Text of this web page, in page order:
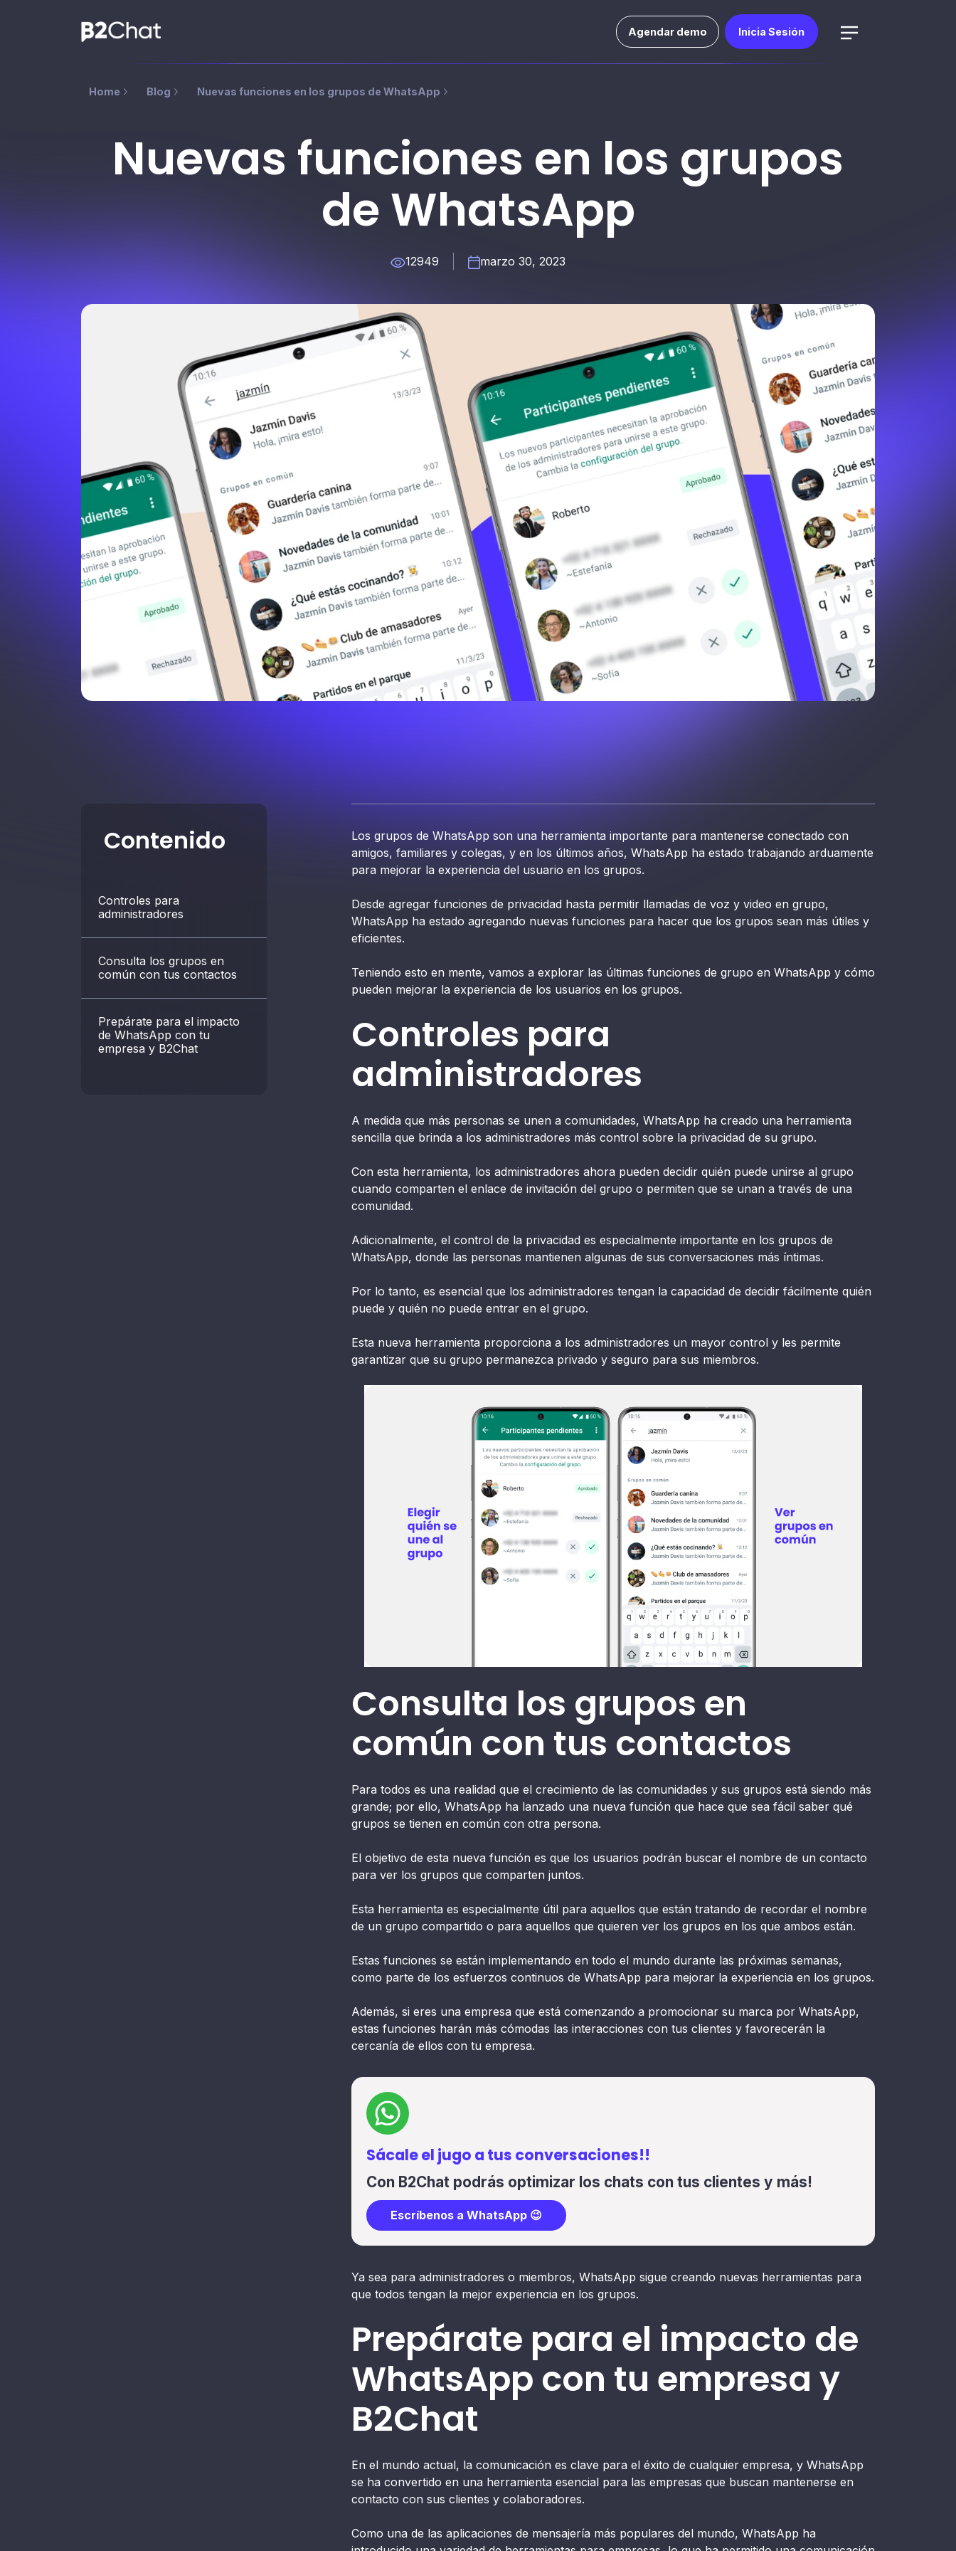
Agendar demo Inicia Sesión
Home Blog Nuevas funciones en los grupos de WhatsApp
Nuevas funciones en los grupos
de WhatsApp
12949 marzo 30, 2023
Los grupos de WhatsApp son una herramienta importante para mantenerse conectado con
amigos, familiares y colegas, y en los últimos años, WhatsApp ha estado trabajando arduamente
para mejorar la experiencia del usuario en los grupos.
Desde agregar funciones de privacidad hasta permitir llamadas de voz y video en grupo,
WhatsApp ha estado agregando nuevas funciones para hacer que los grupos sean más útiles y
eficientes.
Teniendo esto en mente, vamos a explorar las últimas funciones de grupo en WhatsApp y cómo
pueden mejorar la experiencia de los usuarios en los grupos.
Controles para
administradores
A medida que más personas se unen a comunidades, WhatsApp ha creado una herramienta
sencilla que brinda a los administradores más control sobre la privacidad de su grupo.
Con esta herramienta, los administradores ahora pueden decidir quién puede unirse al grupo
cuando comparten el enlace de invitación del grupo o permiten que se unan a través de una
comunidad.
Adicionalmente, el control de la privacidad es especialmente importante en los grupos de
WhatsApp, donde las personas mantienen algunas de sus conversaciones más íntimas.
Por lo tanto, es esencial que los administradores tengan la capacidad de decidir fácilmente quién
puede y quién no puede entrar en el grupo.
Esta nueva herramienta proporciona a los administradores un mayor control y les permite
garantizar que su grupo permanezca privado y seguro para sus miembros.
Consulta los grupos en
común con tus contactos
Para todos es una realidad que el crecimiento de las comunidades y sus grupos está siendo más
grande; por ello, WhatsApp ha lanzado una nueva función que hace que sea fácil saber qué
grupos se tienen en común con otra persona.
El objetivo de esta nueva función es que los usuarios podrán buscar el nombre de un contacto
para ver los grupos que comparten juntos.
Esta herramienta es especialmente útil para aquellos que están tratando de recordar el nombre
de un grupo compartido o para aquellos que quieren ver los grupos en los que ambos están.
Estas funciones se están implementando en todo el mundo durante las próximas semanas,
como parte de los esfuerzos continuos de WhatsApp para mejorar la experiencia en los grupos.
Además, si eres una empresa que está comenzando a promocionar su marca por WhatsApp,
estas funciones harán más cómodas las interacciones con tus clientes y favorecerán la
cercanía de ellos con tu empresa.
Sácale el jugo a tus conversaciones!!
Con B2Chat podrás optimizar los chats con tus clientes y más!
Escríbenos a WhatsApp 😉
Ya sea para administradores o miembros, WhatsApp sigue creando nuevas herramientas para
que todos tengan la mejor experiencia en los grupos.
Prepárate para el impacto de
WhatsApp con tu empresa y
B2Chat
En el mundo actual, la comunicación es clave para el éxito de cualquier empresa, y WhatsApp
se ha convertido en una herramienta esencial para las empresas que buscan mantenerse en
contacto con sus clientes y colaboradores.
Como una de las aplicaciones de mensajería más populares del mundo, WhatsApp ha
Contenido
Controles para
administradores
Consulta los grupos en
común con tus contactos
Prepárate para el impacto
de WhatsApp con tu
empresa y B2Chat